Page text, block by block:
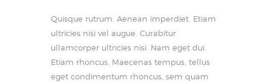
Quisque rutrum. Aenean imperdiet. Etiam
ultricies nisi vel augue. Curabitur
ullamcorper ultricies nisi. Nam eget dui.
Etiam rhoncus. Maecenas tempus, tellus
eget condimentum rhoncus, sem quam